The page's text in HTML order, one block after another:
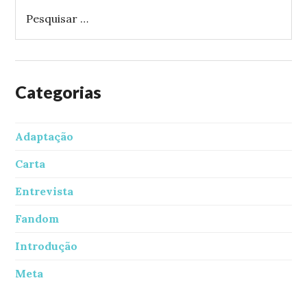
s
i
r
o
r
Categorias
Adaptação
Carta
Entrevista
Fandom
Introdução
Meta